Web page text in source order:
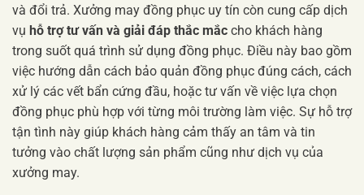
và đổi trả. Xưởng may đồng phục uy tín còn cung cấp dịch
vụ hỗ trợ tư vấn và giải đáp thắc mắc cho khách hàng
trong suốt quá trình sử dụng đồng phục. Điều này bao gồm
việc hướng dẫn cách bảo quản đồng phục đúng cách, cách
xử lý các vết bẩn cứng đầu, hoặc tư vấn về việc lựa chọn
đồng phục phù hợp với từng môi trường làm việc. Sự hỗ trợ
tận tình này giúp khách hàng cảm thấy an tâm và tin
tưởng vào chất lượng sản phẩm cũng như dịch vụ của
xưởng may.